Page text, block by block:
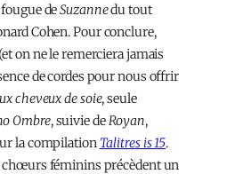
deSuzannedu tout
Cohen. Pour conclure,
on ne le remerciera jamais
de cordes pour nous offrir
cheveux de soie, seule
Ombre, suivie deRoyan,
la compilation Talitres is 15.
chœurs féminins précèdent un